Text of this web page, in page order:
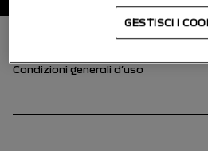
Piè di pagina
Condizioni generali d’uso
GESTISCI I